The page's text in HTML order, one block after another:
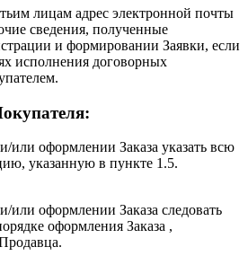
лицам адрес электронной почты
сведения, полученные
и формировании Заявки, если
исполнения договорных
или оформлении Заказа указать всю
указанную в пункте 1.5.
или оформлении Заказа следовать
оформления Заказа ,